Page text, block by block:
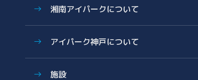
湘南アイパークについて
歩み
数字で見る湘南アイパーク
Photo & Movie Library
アイパーク神戸について
施設